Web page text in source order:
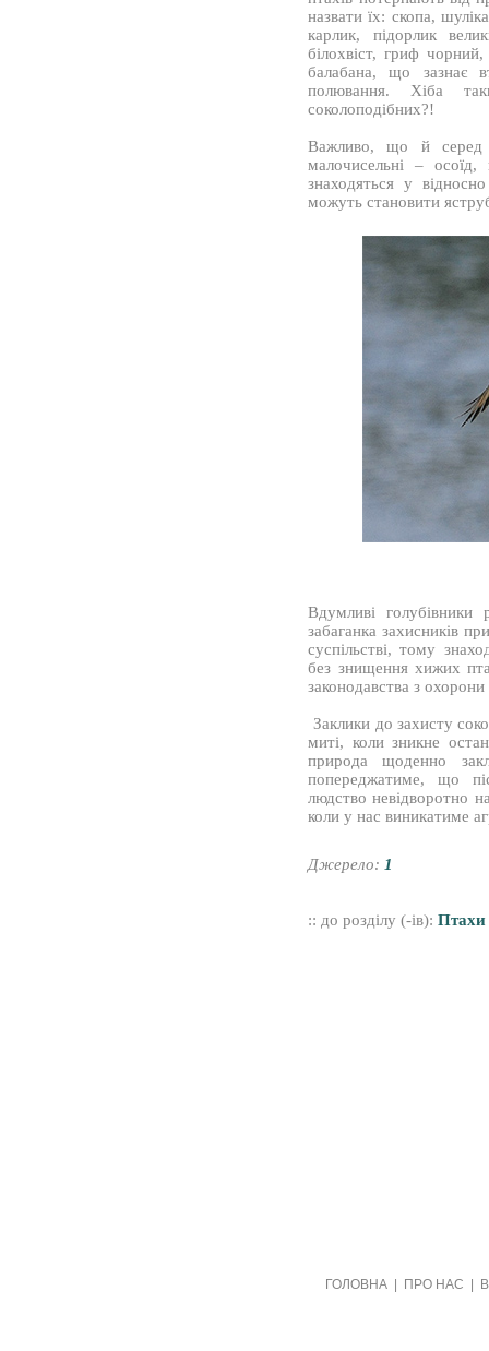
назвати їх: скопа,
карлик, підорлик
білохвіст, гриф
балабана, що зазнає
полювання. Хіба
соколоподібних?!
Важливо, що й серед
малочисельні –
знаходяться у
можуть становити
Вдумливі
забаганка захисників
суспільстві, тому
без знищення хижих
законодавства з
Заклики до захисту
миті, коли зникне
природа щоденно
попереджатиме, що
людство невідворотно
коли у нас виникатиме
Джерело: 1
:: до розділу (-ів):Птахи
ГОЛОВНА ПРО НАС